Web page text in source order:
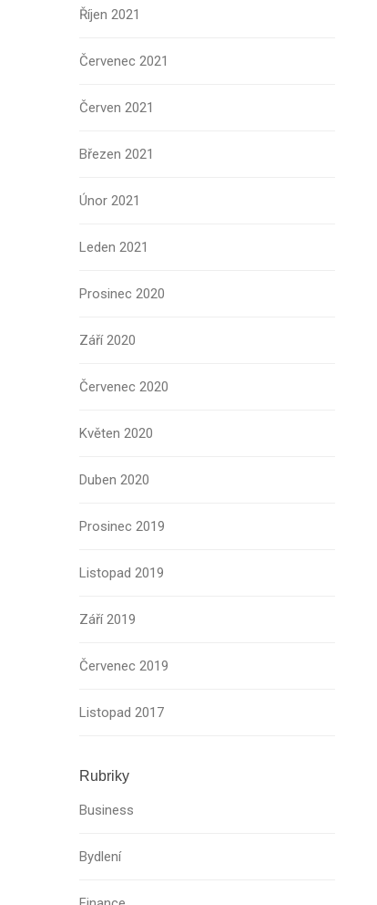
Říjen 2021
Červenec 2021
Červen 2021
Březen 2021
Únor 2021
Leden 2021
Prosinec 2020
Září 2020
Červenec 2020
Květen 2020
Duben 2020
Prosinec 2019
Listopad 2019
Září 2019
Červenec 2019
Listopad 2017
Rubriky
Business
Bydlení